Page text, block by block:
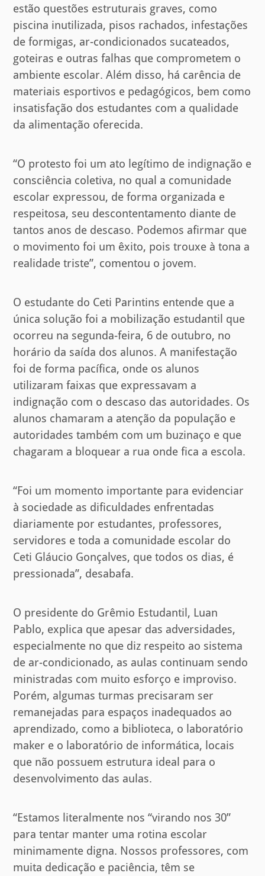
estão questões estruturais graves, como
piscina inutilizada, pisos rachados, infestações
de formigas, ar-condicionados sucateados,
goteiras e outras falhas que comprometem o
ambiente escolar. Além disso, há carência de
materiais esportivos e pedagógicos, bem como
insatisfação dos estudantes com a qualidade
da alimentação oferecida.
“O protesto foi um ato legítimo de indignação e
consciência coletiva, no qual a comunidade
escolar expressou, de forma organizada e
respeitosa, seu descontentamento diante de
tantos anos de descaso. Podemos afirmar que
o movimento foi um êxito, pois trouxe à tona a
realidade triste”, comentou o jovem.
O estudante do Ceti Parintins entende que a
única solução foi a mobilização estudantil que
ocorreu na segunda-feira, 6 de outubro, no
horário da saída dos alunos. A manifestação
foi de forma pacífica, onde os alunos
utilizaram faixas que expressavam a
indignação com o descaso das autoridades. Os
alunos chamaram a atenção da população e
autoridades também com um buzinaço e que
chagaram a bloquear a rua onde fica a escola.
“Foi um momento importante para evidenciar
à sociedade as dificuldades enfrentadas
diariamente por estudantes, professores,
servidores e toda a comunidade escolar do
Ceti Gláucio Gonçalves, que todos os dias, é
pressionada”, desabafa.
O presidente do Grêmio Estudantil, Luan
Pablo, explica que apesar das adversidades,
especialmente no que diz respeito ao sistema
de ar-condicionado, as aulas continuam sendo
ministradas com muito esforço e improviso.
Porém, algumas turmas precisaram ser
remanejadas para espaços inadequados ao
aprendizado, como a biblioteca, o laboratório
maker e o laboratório de informática, locais
que não possuem estrutura ideal para o
desenvolvimento das aulas.
“Estamos literalmente nos “virando nos 30”
para tentar manter uma rotina escolar
minimamente digna. Nossos professores, com
muita dedicação e paciência, têm se